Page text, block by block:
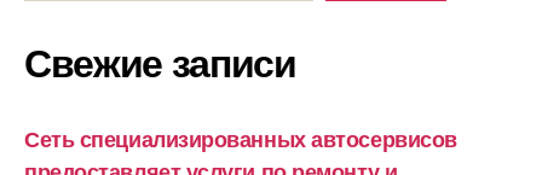
Свежие записи
Сеть специализированных автосервисов